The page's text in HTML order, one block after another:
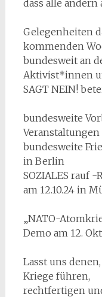
dass alle
Gelegenheiten
kommenden
bundesweit an
Aktivist*innen
SAGT NEIN!
bundesweite
Veranstaltungen
bundesweite
in Berlin
SOZIALES rauf -
am 12.10.24 in
„NATO-
Demo am 12.
Lasst uns
Kriege führen,
rechtfertigen